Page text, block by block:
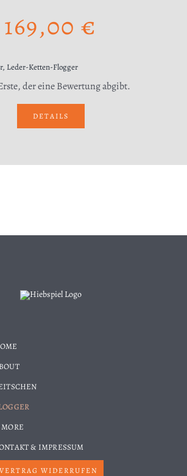
169,00 €
, Leder-Ketten-Flogger
der eine Bewertung abgibt.
DETAILS
& IMPRESSUM
VERTRAG WIDERRUFEN